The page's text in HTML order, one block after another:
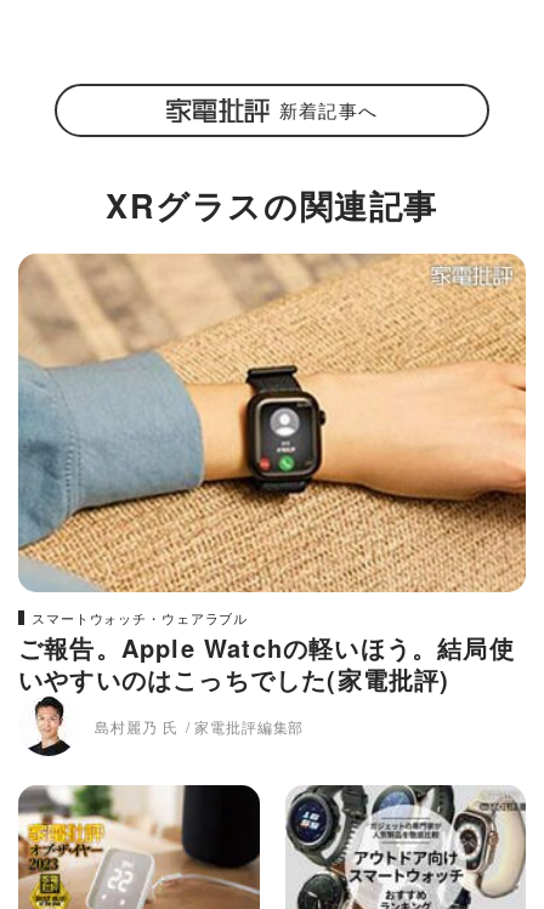
新着記事へ
XRグラスの関連記事
スマートウォッチ・ウェアラブル
ご報告。Apple Watchの軽いほう。結局使
いやすいのはこっちでした(家電批評)
島村麗乃 氏 家電批評編集部